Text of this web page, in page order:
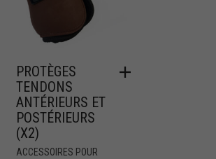
PROTÈGES
TENDONS
ANTÉRIEURS ET
POSTÉRIEURS
(X2)
ACCESSOIRES POUR